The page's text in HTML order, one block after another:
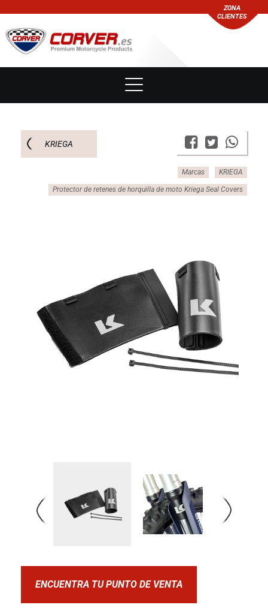
ZONA
CLIENTES
KRIEGA
Marcas KRIEGA
Protector de retenes de horquilla de moto Kriega Seal Covers
ENCUENTRA TU PUNTO DE VENTA